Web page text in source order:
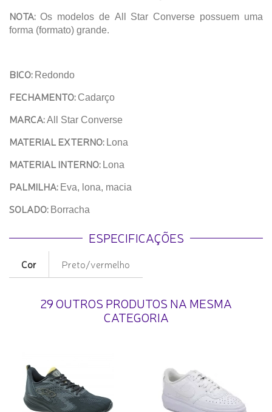
NOTA: Os modelos de All Star Converse possuem uma
forma (formato) grande.
BICO: Redondo
FECHAMENTO: Cadarço
MARCA:All Star Converse
MATERIAL EXTERNO: Lona
MATERIAL INTERNO: Lona
PALMILHA: Eva, lona, macia
SOLADO: Borracha
ESPECIFICAÇÕES
Cor Preto/vermelho
29 OUTROS PRODUTOS NA MESMA
CATEGORIA